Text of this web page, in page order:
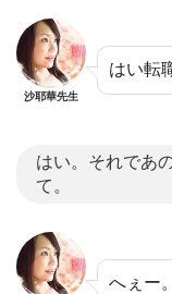
沙耶華先生
はい転
はい。それであ
て。
へぇー。